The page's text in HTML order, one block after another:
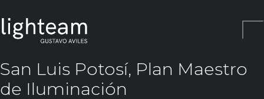
San Luis Potosí, Plan Maestro
de Iluminación